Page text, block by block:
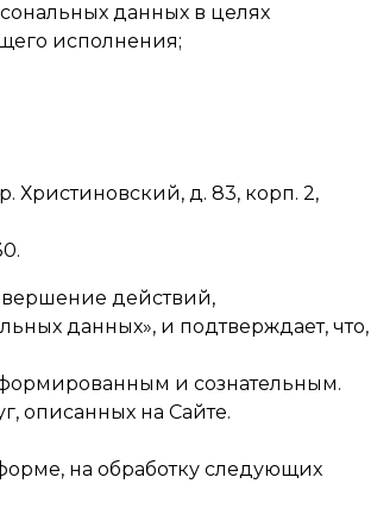
данных в целях
исполнения;
Христиновский, д. 83, корп. 2,
действий,
данных», и подтверждает, что,
и сознательным.
описанных на Сайте.
на обработку следующих